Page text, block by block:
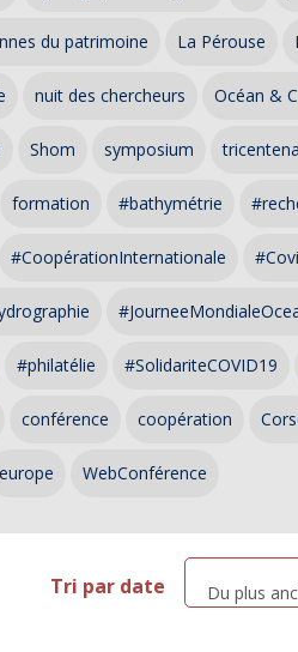
du patrimoine La Pérouse
nuit des chercheurs Océan &
Shom symposium
formation #bathymétrie
#CoopérationInternationale
#philatélie #SolidariteCOVID19
conférence coopération
europe WebConférence
Tri par date Du plus